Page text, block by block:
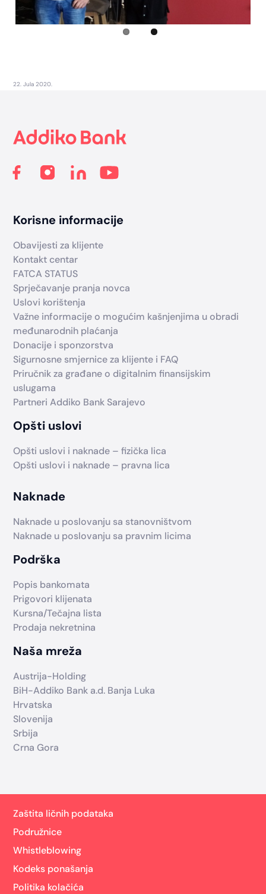
22. Jula 2020.
Korisne informacije
Obavijesti za klijente
Kontakt centar
FATCA STATUS
Sprječavanje pranja novca
Uslovi korištenja
Važne informacije o mogućim kašnjenjima u obradi
međunarodnih plaćanja
Donacije i sponzorstva
Sigurnosne smjernice za klijente i FAQ
Priručnik za građane o digitalnim finansijskim
uslugama
Partneri Addiko Bank Sarajevo
Opšti uslovi
Opšti uslovi i naknade – fizička lica
Opšti uslovi i naknade – pravna lica
Naknade
Naknade u poslovanju sa stanovništvom
Naknade u poslovanju sa pravnim licima
Podrška
Popis bankomata
Prigovori klijenata
Kursna/Tečajna lista
Prodaja nekretnina
Naša mreža
Austrija-Holding
BiH-Addiko Bank a.d. Banja Luka
Hrvatska
Slovenija
Srbija
Crna Gora
Zaštita ličnih podataka
Podružnice
Whistleblowing
Kodeks ponašanja
Politika kolačića